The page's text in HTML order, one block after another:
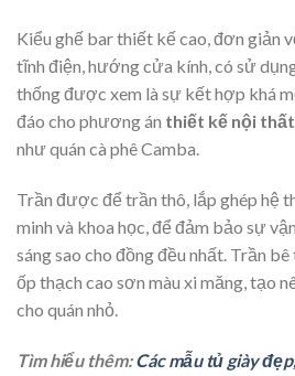
Kiểu ghế bar thiết kế cao, đơn giản
tĩnh điện, hướng cửa kính, có sử
thống được xem là sự kết hợp khá
đáo cho phương án thiết kế nội thất
như quán cà phê Camba.
Trần được để trần thô, lắp ghép hệ
minh và khoa học, để đảm bảo sự
sáng sao cho đồng đều nhất. Trần
ốp thạch cao sơn màu xi măng, tạo
cho quán nhỏ.
Tìm hiểu thêm:Các mẫu tủ giày